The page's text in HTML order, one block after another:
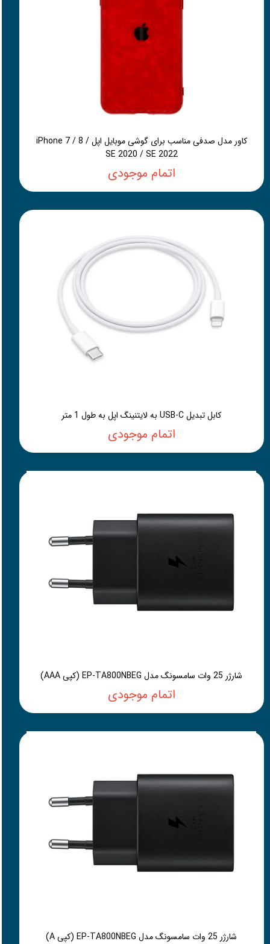
کاور مدل صدفی مناسب برای گوشی موبایل اپل iPhone 7 / 8 /
SE 2020 / SE 2022
اتمام موجودی
کابل تبدیل USB-C به لایتنینگ اپل به طول 1 متر
اتمام موجودی
شارژر 25 وات سامسونگ مدل EP-TA800NBEG (کپی AAA)
اتمام موجودی
شارژر 25 وات سامسونگ مدل EP-TA800NBEG (کپی A)